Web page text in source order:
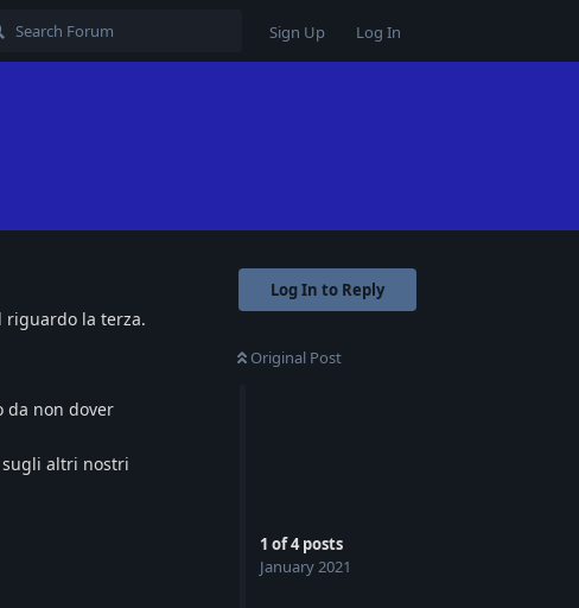
Sign Up Log In
Log In to Reply
Original Post
1 of4posts
January 2021
riguardo la terza.
da non dover
sugli altri nostri